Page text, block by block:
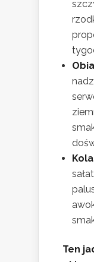
Ten